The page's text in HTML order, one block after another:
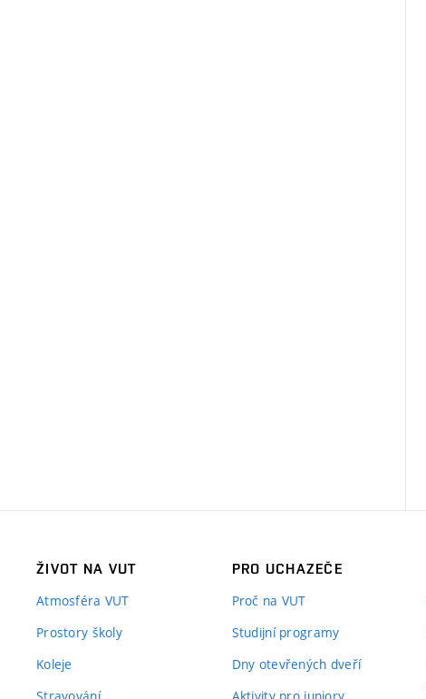
ŽIVOT NA VUT
Atmosféra VUT
Prostory školy
Koleje
PRO UCHAZEČE
Proč na VUT
Studijní programy
Dny otevřených dveří